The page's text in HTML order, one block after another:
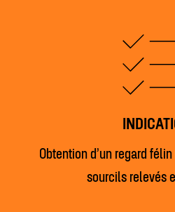
Obtention d’un regard
sourcils relevés